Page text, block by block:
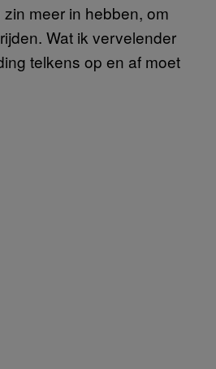
meer in hebben, om
Wat ik vervelender
telkens op en af moet